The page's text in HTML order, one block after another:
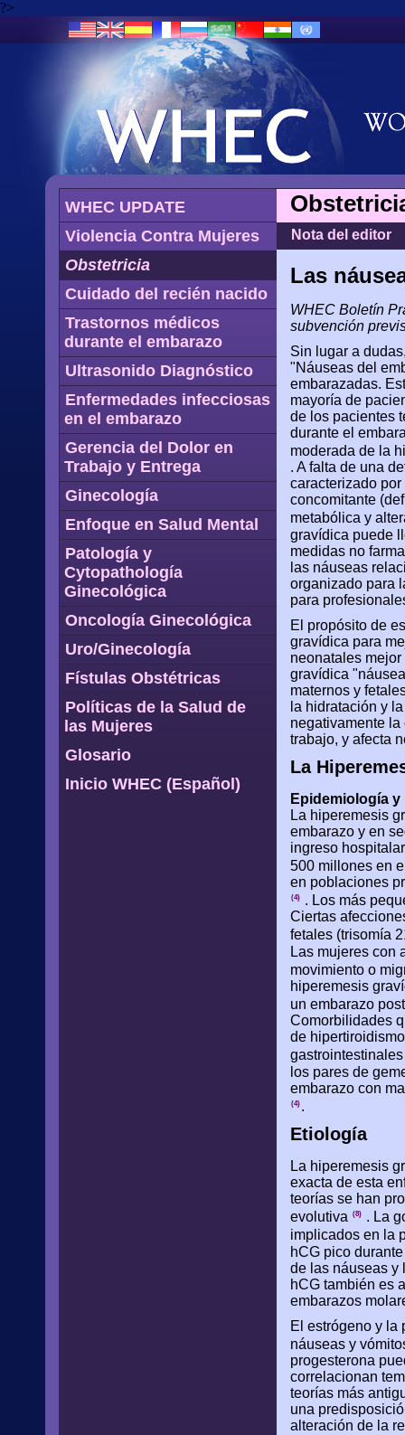
?>
WHEC UPDATE
Violencia Contra Mujeres
Obstetricia
Cuidado del recién nacido
Trastornos médicos
durante el embarazo
Ultrasonido Diagnóstico
Enfermedades infecciosas
en el embarazo
Gerencia del Dolor en
Trabajo y Entrega
Ginecología
Enfoque en Salud Mental
Patología y
Cytopathología
Ginecológica
Oncología Ginecológica
Uro/Ginecología
Fístulas Obstétricas
Políticas de la Salud de
las Mujeres
Glosario
Inicio WHEC (Español)
Nota del editor
Las
WHEC Boletín
subvención
Sin lugar a
"Náuseas del
embarazadas.
mayoría de
de los pacientes
durante el
moderada de la
. A falta de una
caracterizado
concomitante
metabólica y
gravídica puede
medidas no
las náuseas
organizado para
para
El propósito de
gravídica para
neonatales
gravídica
maternos y
la hidratación y
negativamente
trabajo, y afecta
La
Epidemiología
La hiperemesis
embarazo y en
ingreso
500 millones en
en poblaciones
(4)
. Los más
Ciertas
fetales (trisomía
Las mujeres con
movimiento o
hiperemesis
un embarazo
Comorbilidades
de
los pares de
embarazo con
(4) .
Etiología
La hiperemesis
exacta de esta
teorías se han
evolutiva
(8)
. La
implicados en la
hCG pico
de las náuseas y
hCG también es
embarazos
El estrógeno y la
náuseas y
progesterona
correlacionan
teorías más
una
alteración de la